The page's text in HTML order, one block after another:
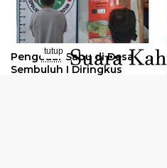
Pengedar Sabu di Desa
Sembuluh I Diringkus
tutup
..........